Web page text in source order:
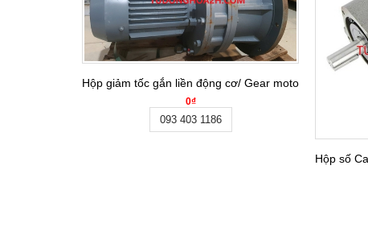
Hộp giảm tốc gắn liền động cơ/ Gear motor BLY27-59-
0₫
093 403 1186
Hộp số